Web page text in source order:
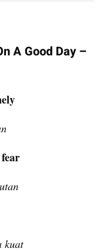
A Good Day –
kuat